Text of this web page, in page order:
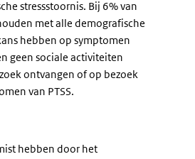
stressstoornis. Bij 6% van
met alle demografische
hebben op symptomen
geen sociale activiteiten
ontvangen of op bezoek
van PTSS.
hebben door het